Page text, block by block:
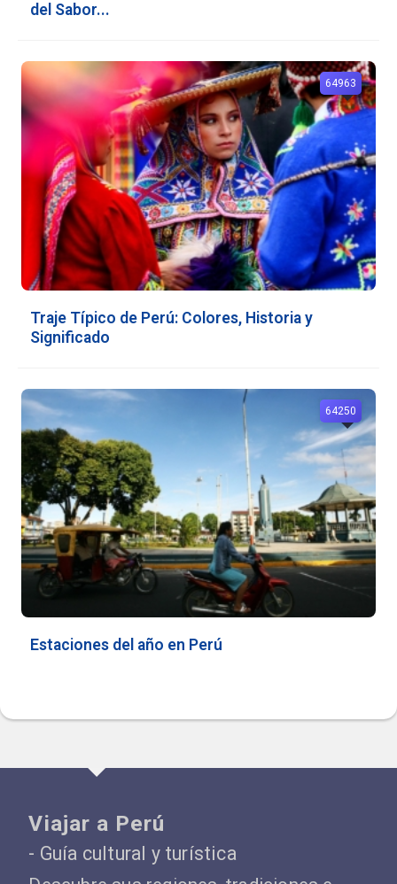
del Sabor...
Traje Típico de Perú: Colores, Historia y
Significado
64963
Estaciones del año en Perú
64250
Viajar a Perú
- Guía cultural y turística